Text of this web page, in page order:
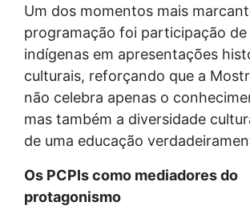
Um dos momentos mais
programação foi participação
indígenas em apresentações
culturais, reforçando que a
não celebra apenas o
mas também a diversidade
de uma educação
Os PCPIs como mediadores do
protagonismo